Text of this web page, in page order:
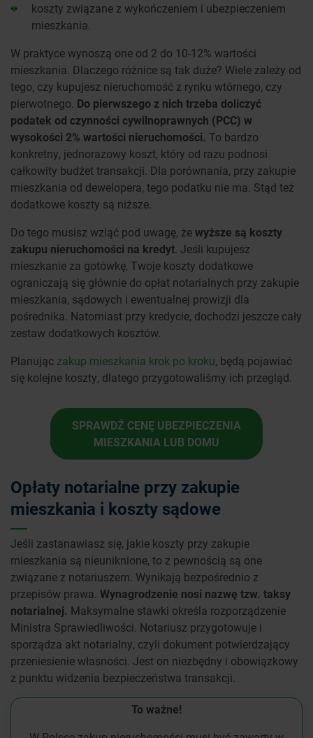
koszty związane z wykończeniem i ubezpieczeniem
mieszkania.
W praktyce wynoszą one od 2 do 10-12% wartości
mieszkania. Dlaczego różnice są tak duże? Wiele zależy od
tego, czy kupujesz nieruchomość z rynku wtórnego, czy
pierwotnego. Do pierwszego z nich trzeba doliczyć
podatek od czynności cywilnoprawnych (PCC) w
wysokości 2% wartości nieruchomości. To bardzo
konkretny, jednorazowy koszt, który od razu podnosi
całkowity budżet transakcji. Dla porównania, przy zakupie
mieszkania od dewelopera, tego podatku nie ma. Stąd też
dodatkowe koszty są niższe.
Do tego musisz wziąć pod uwagę, żewyższe są koszty
zakupu nieruchomości na kredyt. Jeśli kupujesz
mieszkanie za gotówkę, Twoje koszty dodatkowe
ograniczają się głównie do opłat notarialnych przy zakupie
mieszkania, sądowych i ewentualnej prowizji dla
pośrednika. Natomiast przy kredycie, dochodzi jeszcze cały
zestaw dodatkowych kosztów.
Planując zakup mieszkania krok po kroku, będą pojawiać
się kolejne koszty, dlatego przygotowaliśmy ich przegląd.
SPRAWDŹ CENĘ UBEZPIECZENIA
MIESZKANIA LUB DOMU
Opłaty notarialne przy zakupie
mieszkania i koszty sądowe
Jeśli zastanawiasz się, jakie koszty przy zakupie
mieszkania są nieuniknione, to z pewnością są one
związane z notariuszem. Wynikają bezpośrednio z
przepisów prawa. Wynagrodzenie nosi nazwę tzw. taksy
notarialnej. Maksymalne stawki określa rozporządzenie
Ministra Sprawiedliwości. Notariusz przygotowuje i
sporządza akt notarialny, czyli dokument potwierdzający
przeniesienie własności. Jest on niezbędny i obowiązkowy
z punktu widzenia bezpieczeństwa transakcji.
To ważne!